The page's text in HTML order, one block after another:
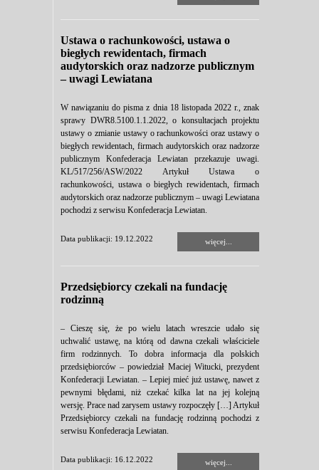
Ustawa o rachunkowości, ustawa o
biegłych rewidentach, firmach
audytorskich oraz nadzorze publicznym
– uwagi Lewiatana
W nawiązaniu do pisma z dnia 18 listopada 2022 r., znak
sprawy DWR8.5100.1.1.2022, o konsultacjach projektu
ustawy o zmianie ustawy o rachunkowości oraz ustawy o
biegłych rewidentach, firmach audytorskich oraz nadzorze
publicznym Konfederacja Lewiatan przekazuje uwagi.
KL/517/256/ASW/2022 Artykuł Ustawa o
rachunkowości, ustawa o biegłych rewidentach, firmach
audytorskich oraz nadzorze publicznym – uwagi Lewiatana
pochodzi z serwisu Konfederacja Lewiatan.
Data publikacji: 19.12.2022 więcej...
Przedsiębiorcy czekali na fundację
rodzinną
– Cieszę się, że po wielu latach wreszcie udało się
uchwalić ustawę, na którą od dawna czekali właściciele
firm rodzinnych. To dobra informacja dla polskich
przedsiębiorców – powiedział Maciej Witucki, prezydent
Konfederacji Lewiatan. – Lepiej mieć już ustawę, nawet z
pewnymi błędami, niż czekać kilka lat na jej kolejną
wersję. Prace nad zarysem ustawy rozpoczęły […] Artykuł
Przedsiębiorcy czekali na fundację rodzinną pochodzi z
serwisu Konfederacja Lewiatan.
Data publikacji: 16.12.2022 więcej...